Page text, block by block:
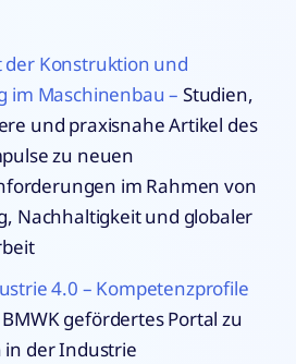
der Konstruktion und
im Maschinenbau – Studien,
und praxisnahe Artikel des
zu neuen
im Rahmen von
Nachhaltigkeit und globaler
4.0 – Kompetenzprofile
gefördertes Portal zu
in der Industrie